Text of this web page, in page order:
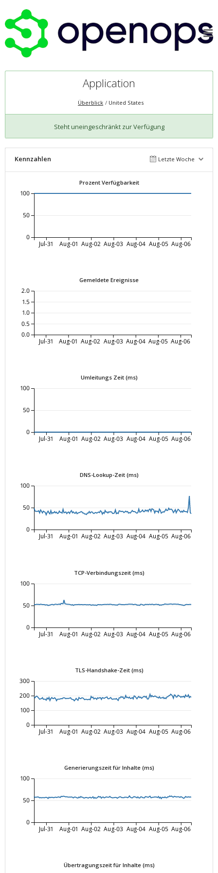
Application
Überblick United States
Steht uneingeschränkt zur Verfügung
Kennzahlen Letzte Woche
Prozent Verfügbarkeit
Jul-31 Aug-01 Aug-02 Aug-03 Aug-04 Aug-05 Aug-06
0
50
100
Gemeldete Ereignisse
Jul-31 Aug-01 Aug-02 Aug-03 Aug-04 Aug-05 Aug-06
0.0
0.5
1.0
1.5
2.0
Umleitungs Zeit (ms)
Jul-31 Aug-01 Aug-02 Aug-03 Aug-04 Aug-05 Aug-06
0
50
100
DNS-Lookup-Zeit (ms)
Jul-31 Aug-01 Aug-02 Aug-03 Aug-04 Aug-05 Aug-06
0
50
100
TCP-Verbindungszeit (ms)
Jul-31 Aug-01 Aug-02 Aug-03 Aug-04 Aug-05 Aug-06
0
50
100
TLS-Handshake-Zeit (ms)
Jul-31 Aug-01 Aug-02 Aug-03 Aug-04 Aug-05 Aug-06
0
100
200
300
Generierungszeit für Inhalte (ms)
Jul-31 Aug-01 Aug-02 Aug-03 Aug-04 Aug-05 Aug-06
0
50
100
Übertragungszeit für Inhalte (ms)